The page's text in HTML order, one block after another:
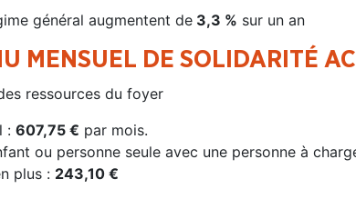
général augmentent de 3,3 % sur un an
MENSUEL DE SOLIDARITÉ
ressources du foyer
: 607,75 € par mois.
ou personne seule avec une personne à
plus : 243,10 €